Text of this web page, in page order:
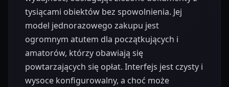
tysiącami obiektów bez spowolnienia. Jej
model jednorazowego zakupu jest
ogromnym atutem dla początkujących i
amatorów, którzy obawiają się
powtarzających się opłat. Interfejs jest czysty i
wysoce konfigurowalny, a choć może